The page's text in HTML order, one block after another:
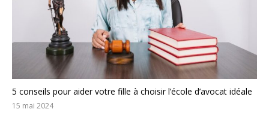
5 conseils pour aider votre fille à choisir l’école d’avocat idéale
15 mai 2024